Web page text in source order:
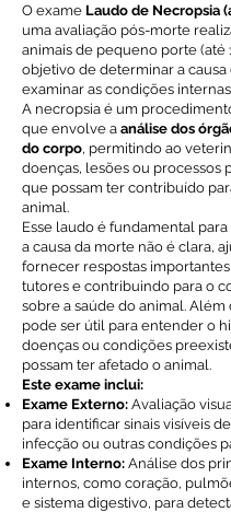
O exame Laudo de Necropsia
uma avaliação pós-morte
animais de pequeno porte (até
objetivo de determinar a causa
examinar as condições
A necropsia é um
que envolve a análise dos
do corpo, permitindo ao
doenças, lesões ou processos
que possam ter contribuído
animal.
Esse laudo é fundamental
a causa da morte não é clara,
fornecer respostas
tutores e contribuindo para o
sobre a saúde do animal. Além
pode ser útil para entender o
doenças ou condições
possam ter afetado o animal.
Este exame inclui:
Exame Externo: Avaliação
para identificar sinais visíveis
infecção ou outras condições
Exame Interno: Análise dos
internos, como coração,
e sistema digestivo, para